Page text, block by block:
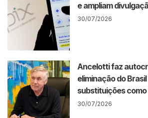
e ampliam
30/07/2026
Ancelotti faz
eliminação do
substituições
30/07/2026